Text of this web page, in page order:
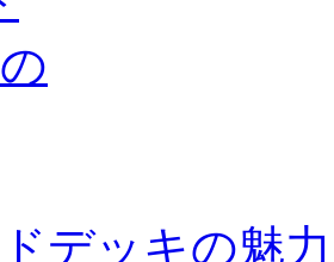
デッキの魅力